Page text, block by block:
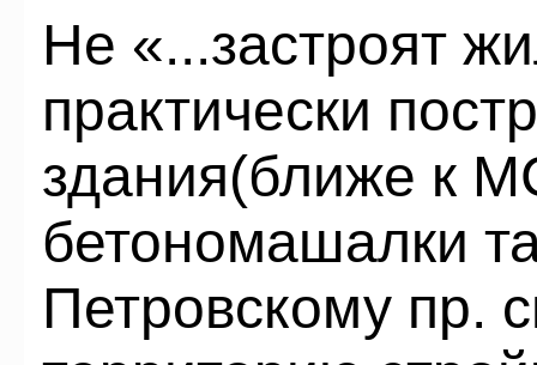
Не «...застроят
практически
здания(ближе к
бетономашалки
Петровскому пр.